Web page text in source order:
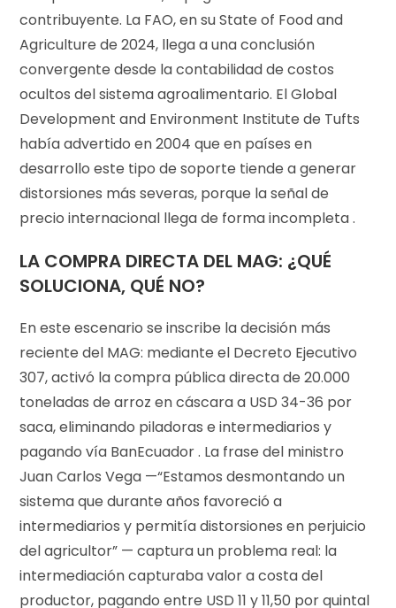
contribuyente. La FAO, en su State of Food and
Agriculture de 2024, llega a una conclusión
convergente desde la contabilidad de costos
ocultos del sistema agroalimentario. El Global
Development and Environment Institute de Tufts
había advertido en 2004 que en países en
desarrollo este tipo de soporte tiende a generar
distorsiones más severas, porque la señal de
precio internacional llega de forma incompleta .
LA COMPRA DIRECTA DEL MAG: ¿QUÉ
SOLUCIONA, QUÉ NO?
En este escenario se inscribe la decisión más
reciente del MAG: mediante el Decreto Ejecutivo
307, activó la compra pública directa de 20.000
toneladas de arroz en cáscara a USD 34-36 por
saca, eliminando piladoras e intermediarios y
pagando vía BanEcuador . La frase del ministro
Juan Carlos Vega —“Estamos desmontando un
sistema que durante años favoreció a
intermediarios y permitía distorsiones en perjuicio
del agricultor” — captura un problema real: la
intermediación capturaba valor a costa del
productor, pagando entre USD 11 y 11,50 por quintal